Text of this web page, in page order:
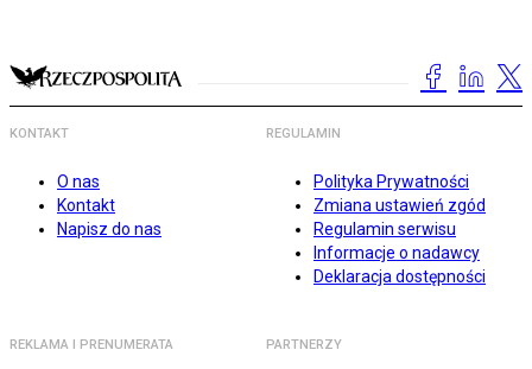
KONTAKT
O nas
Kontakt
Napisz do nas
REGULAMIN
Polityka Prywatności
Zmiana ustawień zgód
Regulamin serwisu
Informacje o nadawcy
Deklaracja dostępności
REKLAMA I PRENUMERATA PARTNERZY